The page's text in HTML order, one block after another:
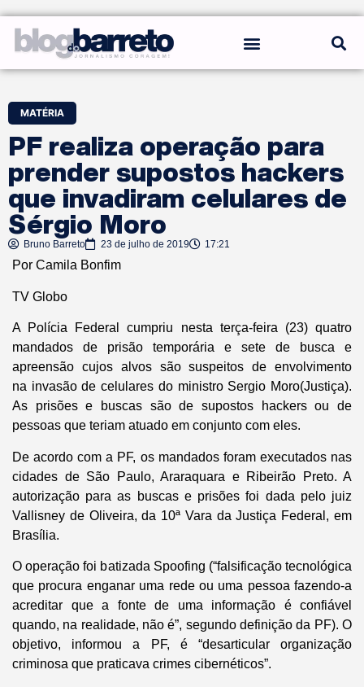
MATÉRIA
PF realiza operação para
prender supostos hackers
que invadiram celulares de
Sérgio Moro
Bruno Barreto 23 de julho de 2019 17:21
Por Camila Bonfim
TV Globo
A Polícia Federal cumpriu nesta terça-feira (23) quatro
mandados de prisão temporária e sete de busca e
apreensão cujos alvos são suspeitos de envolvimento
na invasão de celulares do ministro Sergio Moro(Justiça).
As prisões e buscas são de supostos hackers ou de
pessoas que teriam atuado em conjunto com eles.
De acordo com a PF, os mandados foram executados nas
cidades de São Paulo, Araraquara e Ribeirão Preto. A
autorização para as buscas e prisões foi dada pelo juiz
Vallisney de Oliveira, da 10ª Vara da Justiça Federal, em
Brasília.
O operação foi batizada Spoofing (“falsificação tecnológica
que procura enganar uma rede ou uma pessoa fazendo-a
acreditar que a fonte de uma informação é confiável
quando, na realidade, não é”, segundo definição da PF). O
objetivo, informou a PF, é “desarticular organização
criminosa que praticava crimes cibernéticos”.